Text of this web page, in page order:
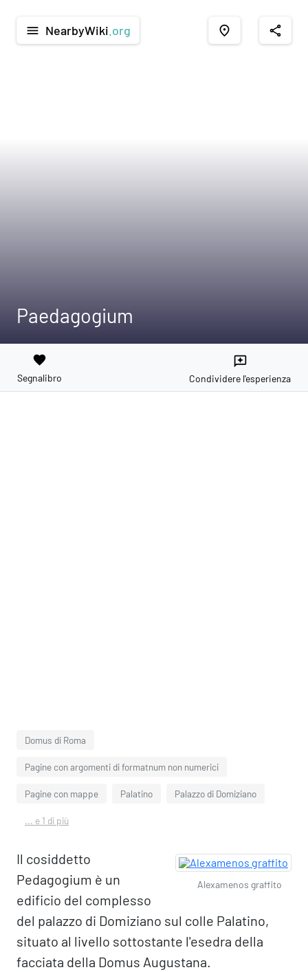
menu NearbyWiki .org place share
Paedagogium
favorite
Segnalibro
reviews
Condividere l'esperienza
Domus di Roma
Pagine con argomenti di formatnum non numerici
Pagine con mappe Palatino Palazzo di Domiziano
... e 1 di più
Alexamenos graffito
Il cosiddetto
Pedagogium è un
edificio del complesso
del palazzo di Domiziano sul colle Palatino,
situato al livello sottostante l'esedra della
facciata della Domus Augustana.